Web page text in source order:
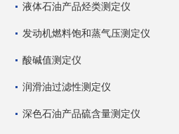
液体石油产品烃类测定仪
发动机燃料饱和蒸气压测定仪
酸碱值测定仪
润滑油过滤性测定仪
深色石油产品硫含量测定仪